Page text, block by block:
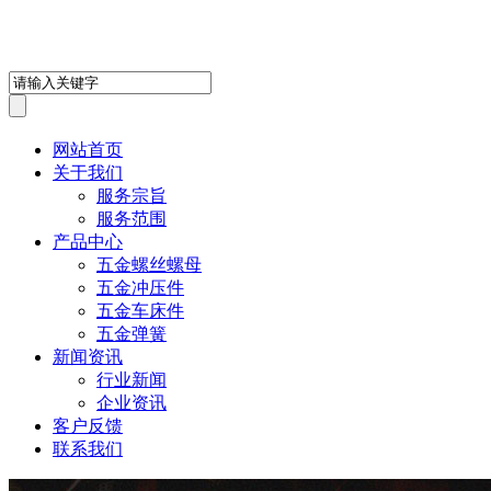
网站首页
关于我们
服务宗旨
服务范围
产品中心
五金螺丝螺母
五金冲压件
五金车床件
五金弹簧
新闻资讯
行业新闻
企业资讯
客户反馈
联系我们